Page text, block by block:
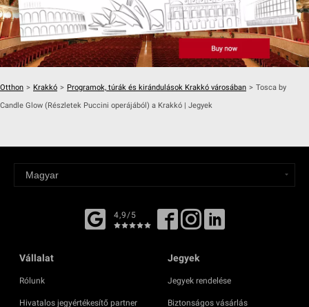
Otthon > Krakkó > Programok, túrák és kirándulások Krakkó városában > Tosca by
Candle Glow (Részletek Puccini operájából) a Krakkó | Jegyek
4,9/5
Vállalat
Rólunk
Hivatalos jegyértékesítő partner
Jegyek
Jegyek rendelése
Biztonságos vásárlás